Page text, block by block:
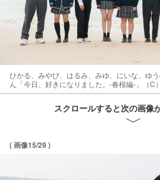
ひかる、みやび、はるみ、みゆ、にいな、ゆ
ん「今日、好きになりました。-春桜編-」（C
スクロールすると次の画像
( 画像15/29 )